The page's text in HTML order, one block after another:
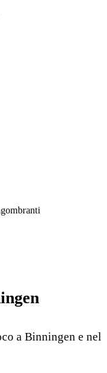
a Binningen e nel